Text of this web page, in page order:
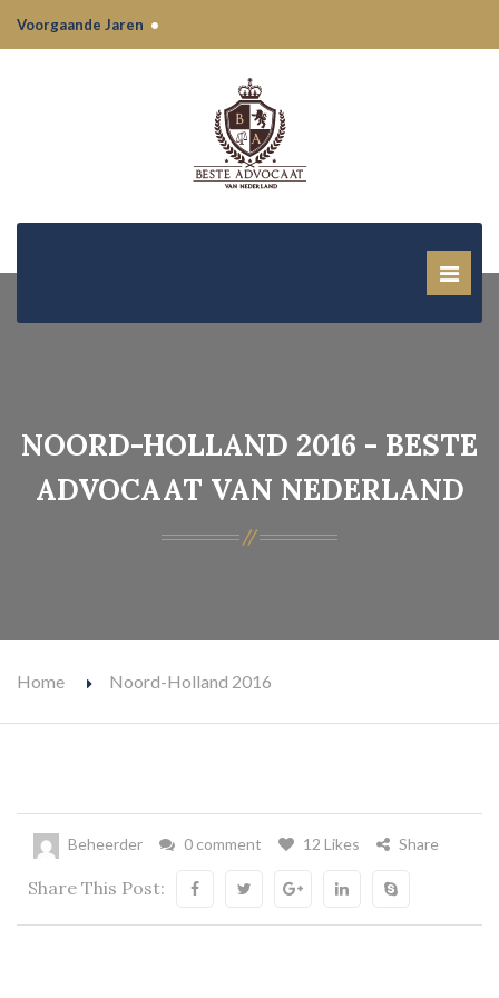
Voorgaande Jaren •
NOORD-HOLLAND 2016 - BESTE
ADVOCAAT VAN NEDERLAND
Home Noord-Holland 2016
Beheerder 0 comment 12 Likes Share
Share This Post: